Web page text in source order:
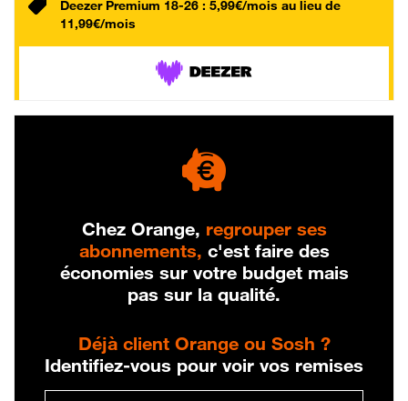
Deezer Premium 18-26 : 5,99€/mois au lieu de
11,99€/mois
Chez Orange, regrouper ses
abonnements, c'est faire des
économies sur votre budget mais
pas sur la qualité.
Déjà client Orange ou Sosh ?
Identifiez-vous pour voir vos remises